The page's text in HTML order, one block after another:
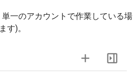
一のアカウントで作業している場
す)。